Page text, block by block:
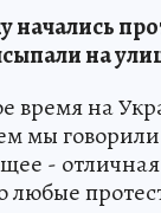
начались
на
время на
мы
- отличная
любые